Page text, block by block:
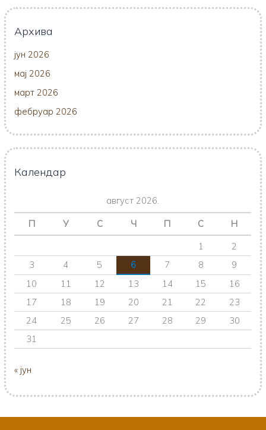
Архива
јун 2026
мај 2026
март 2026
фебруар 2026
Календар
август 2026.
П У С Ч П С
Н
1
2
3
4 5 6 7 8
9
10
11 12 13 14 15
16
17
18 19 20 21 22
23
24
25 26 27 28 29
30
31
« јун